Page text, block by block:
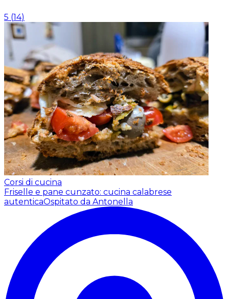
5 (14)
Corsi di cucina
Friselle e pane cunzato: cucina calabrese
autenticaOspitato da Antonella